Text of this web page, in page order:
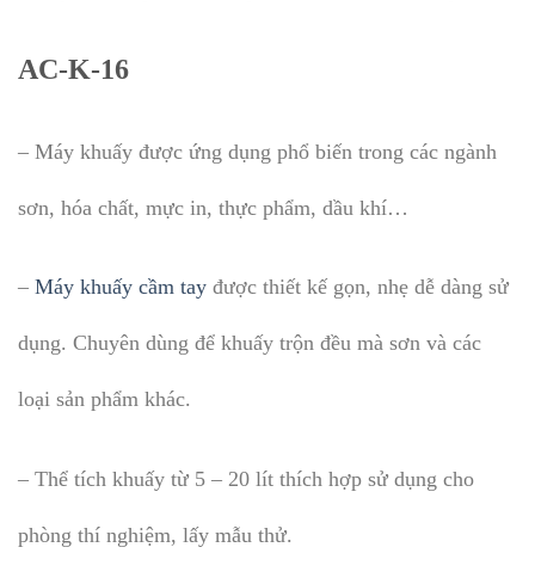
AC-K-16
– Máy khuấy được ứng dụng phổ biến trong các ngành
sơn, hóa chất, mực in, thực phẩm, dầu khí…
– Máy khuấy cầm tay được thiết kế gọn, nhẹ dễ dàng sử
dụng. Chuyên dùng để khuấy trộn đều mà sơn và các
loại sản phẩm khác.
– Thể tích khuấy từ 5 – 20 lít thích hợp sử dụng cho
phòng thí nghiệm, lấy mẫu thử.